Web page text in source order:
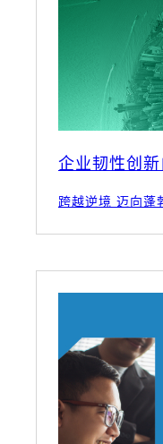
企业韧性创
跨越逆境 迈向蓬